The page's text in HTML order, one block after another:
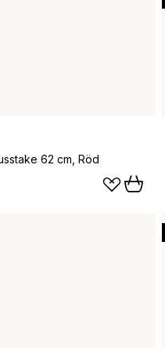
62 cm, Röd